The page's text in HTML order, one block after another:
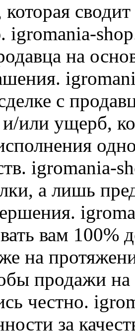
на
с
или ущерб,
igromania-
а лишь
вам 100%
на
продажи
честно.
за